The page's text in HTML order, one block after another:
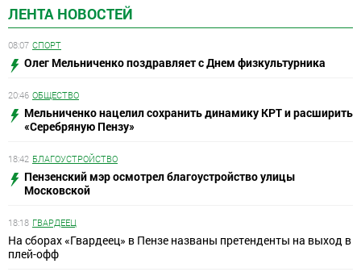
ЛЕНТА НОВОСТЕЙ
08:07 СПОРТ
Олег Мельниченко поздравляет с Днем физкультурника
20:46 ОБЩЕСТВО
Мельниченко нацелил сохранить динамику КРТ и расширить
«Серебряную Пензу»
18:42 БЛАГОУСТРОЙСТВО
Пензенский мэр осмотрел благоустройство улицы
Московской
18:18 ГВАРДЕЕЦ
На сборах «Гвардеец» в Пензе названы претенденты на выход в
плей-офф